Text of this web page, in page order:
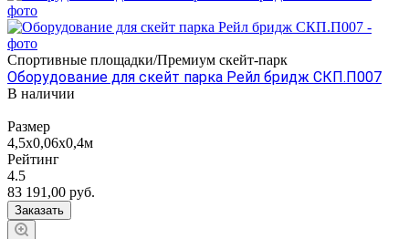
Спортивные площадки/Премиум скейт-парк
Оборудование для скейт парка Рейл бридж СКП.П007
В наличии
Размер
4,5х0,06х0,4м
Рейтинг
4.5
83 191,00 руб.
Заказать